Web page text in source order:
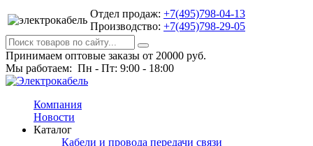
Отдел продаж: +7(495)798-04-13
Производство: +7(495)798-29-05
Принимаем оптовые заказы от 20000 руб.
Мы работаем: Пн - Пт: 9:00 - 18:00
Компания
Новости
Каталог
Кабели и провода передачи связи